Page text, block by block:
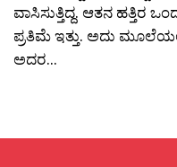
ವಾಸಿಸುತ್ತಿದ್ದ. ಆತನ ಹತ್ತಿರ
ಪ್ರತಿಮೆ ಇತ್ತು. ಅದು
ಅದರ...